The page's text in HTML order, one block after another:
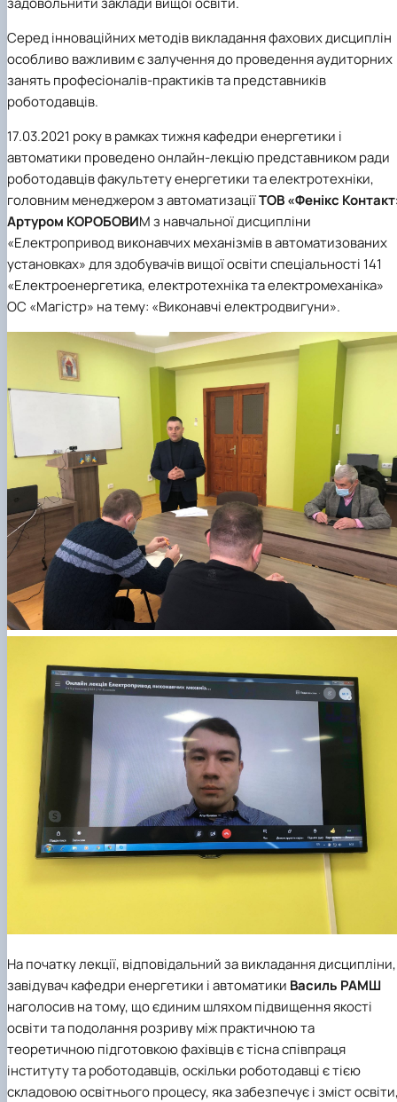
Серед інноваційних методів викладання фахових дисциплін
особливо важливим є залучення до проведення аудиторних
занять професіоналів-практиків та представників
роботодавців.
17.03.2021 року в рамках тижня кафедри енергетики і
автоматики проведено онлайн-лекцію представником ради
роботодавців факультету енергетики та електротехніки,
головним менеджером з автоматизаціїТОВ «Фенікс
Артуром КОРОБОВИМ з навчальної дисципліни
«Електропривод виконавчих механізмів в автоматизованих
установках» для здобувачів вищої освіти спеціальності 141
«Електроенергетика, електротехніка та електромеханіка»
ОС «Магістр» на тему: «Виконавчі електродвигуни».
На початку лекції, відповідальний за викладання дисципліни,
завідувач кафедри енергетики і автоматики Василь РАМШ
наголосив на тому, що єдиним шляхом підвищення якості
освіти та подолання розриву між практичною та
теоретичною підготовкою фахівців є тісна співпраця
інституту та роботодавців, оскільки роботодавці є тією
складовою освітнього процесу, яка забезпечує і зміст